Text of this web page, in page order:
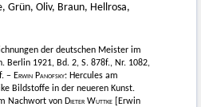
Grün, Oliv, Braun, Hellrosa,
der deutschen Meister im
Berlin 1921, Bd. 2, S. 878f., Nr. 1082,
− Erwin Panofsky: Hercules am
Bildstoffe in der neueren Kunst.
Nachwort von Dieter Wuttke [Erwin